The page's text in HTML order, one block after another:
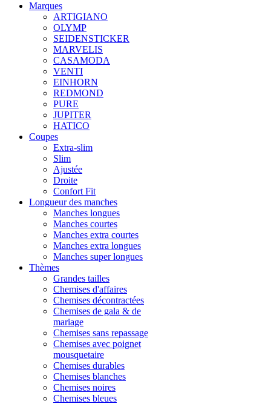
Marques
ARTIGIANO
OLYMP
SEIDENSTICKER
MARVELIS
CASAMODA
VENTI
EINHORN
REDMOND
PURE
JUPITER
HATICO
Coupes
Extra-slim
Slim
Ajustée
Droite
Confort Fit
Longueur des manches
Manches longues
Manches courtes
Manches extra courtes
Manches extra longues
Manches super longues
Thèmes
Grandes tailles
Chemises d'affaires
Chemises décontractées
Chemises de gala & de
mariage
Chemises sans repassage
Chemises avec poignet
mousquetaire
Chemises durables
Chemises blanches
Chemises noires
Chemises bleues